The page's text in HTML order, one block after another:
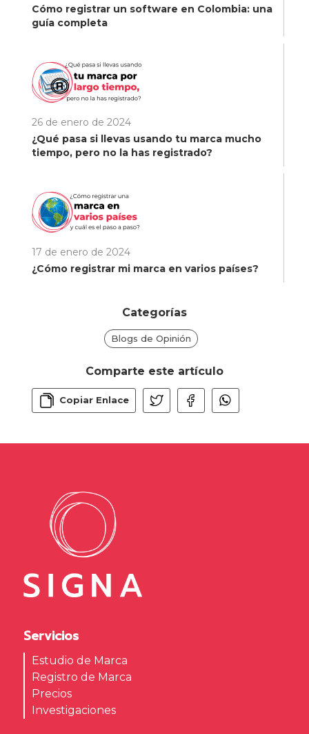
Cómo registrar un software en Colombia: una
guía completa
26 de enero de 2024
¿Qué pasa si llevas usando tu marca mucho
tiempo, pero no la has registrado?
17 de enero de 2024
¿Cómo registrar mi marca en varios países?
Categorías
Blogs de Opinión
Comparte este artículo
Copiar Enlace
Servicios
Estudio de Marca
Registro de Marca
Precios
Investigaciones